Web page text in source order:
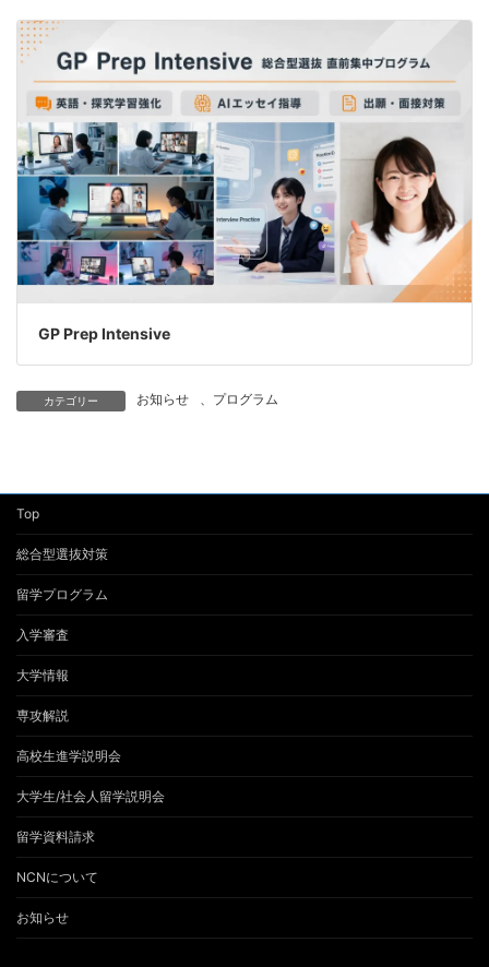
GP Prep Intensive
カテゴリー お知らせ プログラム
Top
総合型選抜対策
留学プログラム
入学審査
大学情報
専攻解説
高校生進学説明会
大学生/社会人留学説明会
留学資料請求
NCNについて
お知らせ